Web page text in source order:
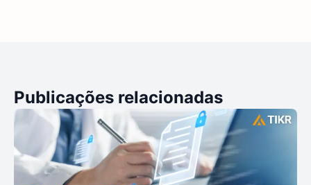
Publicações relacionadas